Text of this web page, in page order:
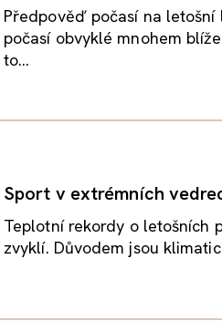
Předpověď počasí na
počasí obvyklé mnohem
to...
Sport v extrémních
Teplotní rekordy o letošních
zvyklí. Důvodem jsou